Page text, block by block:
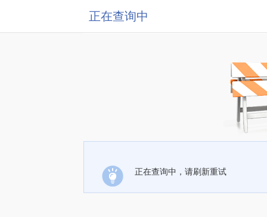
正在查询中
正在查询中，请刷新重试